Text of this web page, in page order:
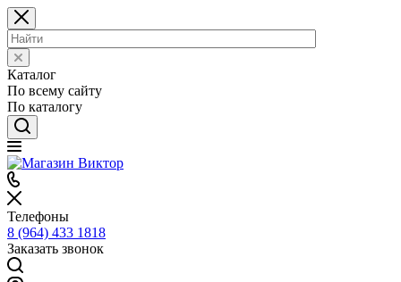
Каталог
По всему сайту
По каталогу
Телефоны
8 (964) 433 1818
Заказать звонок